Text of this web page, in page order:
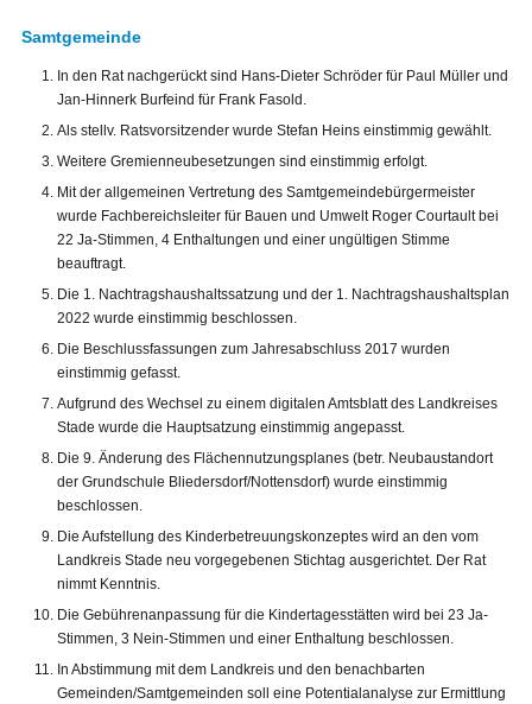
Samtgemeinde
In den Rat nachgerückt sind Hans-Dieter Schröder für Paul Müller und
Jan-Hinnerk Burfeind für Frank Fasold.
Als stellv. Ratsvorsitzender wurde Stefan Heins einstimmig gewählt.
Weitere Gremienneubesetzungen sind einstimmig erfolgt.
Mit der allgemeinen Vertretung des Samtgemeindebürgermeister
wurde Fachbereichsleiter für Bauen und Umwelt Roger Courtault bei
22 Ja-Stimmen, 4 Enthaltungen und einer ungültigen Stimme
beauftragt.
Die 1. Nachtragshaushaltssatzung und der 1. Nachtragshaushaltsplan
2022 wurde einstimmig beschlossen.
Die Beschlussfassungen zum Jahresabschluss 2017 wurden
einstimmig gefasst.
Aufgrund des Wechsel zu einem digitalen Amtsblatt des Landkreises
Stade wurde die Hauptsatzung einstimmig angepasst.
Die 9. Änderung des Flächennutzungsplanes (betr. Neubaustandort
der Grundschule Bliedersdorf/Nottensdorf) wurde einstimmig
beschlossen.
Die Aufstellung des Kinderbetreuungskonzeptes wird an den vom
Landkreis Stade neu vorgegebenen Stichtag ausgerichtet. Der Rat
nimmt Kenntnis.
Die Gebührenanpassung für die Kindertagesstätten wird bei 23 Ja-
Stimmen, 3 Nein-Stimmen und einer Enthaltung beschlossen.
In Abstimmung mit dem Landkreis und den benachbarten
Gemeinden/Samtgemeinden soll eine Potentialanalyse zur Ermittlung